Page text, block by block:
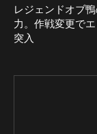
レジェンドオブ
力。作戦変更で
突入